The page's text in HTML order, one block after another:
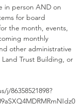
in person AND on
for board
the month, events,
monthly
other administrative
Land Trust Building, or
j/86358521898?